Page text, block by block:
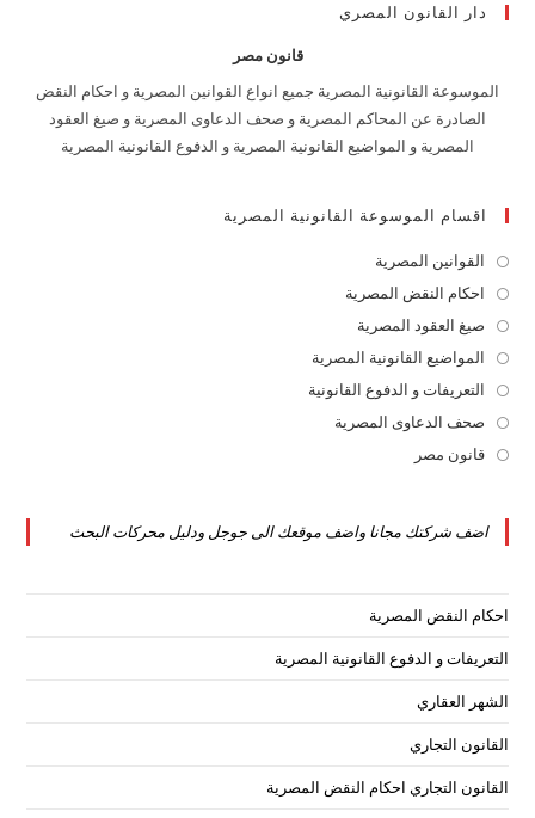
دار القانون المصري
قانون مصر
الموسوعة القانونية المصرية جميع انواع القوانين المصرية و احكام النقض
الصادرة عن المحاكم المصرية و صحف الدعاوى المصرية و صيغ العقود
المصرية و المواضيع القانونية المصرية و الدفوع القانونية المصرية
اقسام الموسوعة القانونية المصرية
القوانين المصرية
in
a
new
tab
احكام النقض المصرية
a
new
صيغ العقود المصرية
in
a
new
المواضيع القانونية المصرية
inالتعريفات و الدفوع القانونية
صحف الدعاوى المصرية
tab
قانون مصر
new
اضف شركتك مجانا واضف موقعك الى جوجل ودليل محركات البحث
احكام النقض المصرية
التعريفات و الدفوع القانونية المصرية
الشهر العقاري
القانون التجاري
القانون التجاري احكام النقض المصرية